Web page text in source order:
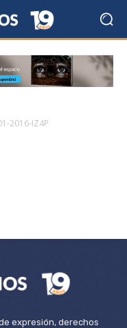
2016-IZ4P
expresión, derechos